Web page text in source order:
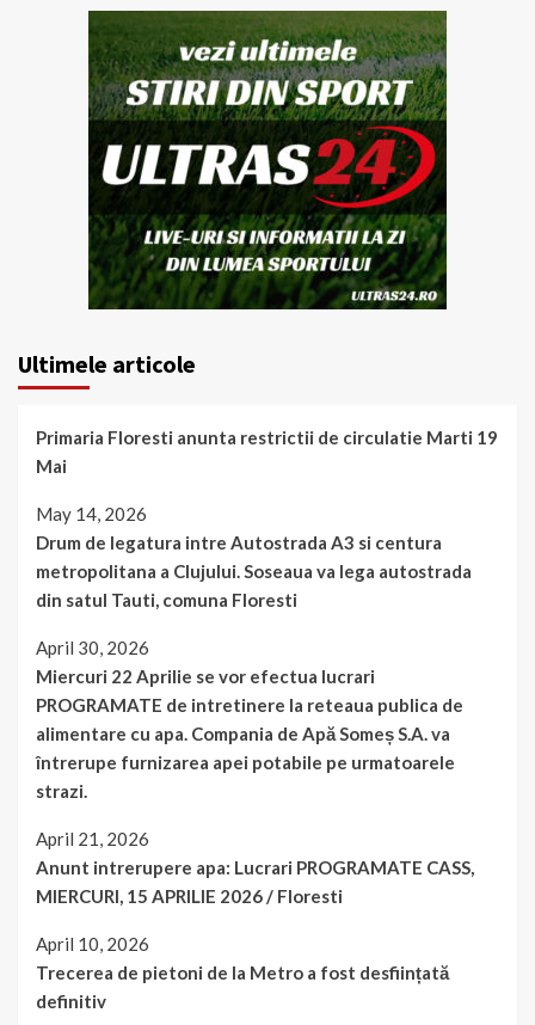
Ultimele articole
Primaria Floresti anunta restrictii de circulatie Marti 19
Mai
May 14, 2026
Drum de legatura intre Autostrada A3 si centura
metropolitana a Clujului. Soseaua va lega autostrada
din satul Tauti, comuna Floresti
April 30, 2026
Miercuri 22 Aprilie se vor efectua lucrari
PROGRAMATE de intretinere la reteaua publica de
alimentare cu apa. Compania de Apă Someș S.A. va
întrerupe furnizarea apei potabile pe urmatoarele
strazi.
April 21, 2026
Anunt intrerupere apa: Lucrari PROGRAMATE CASS,
MIERCURI, 15 APRILIE 2026 / Floresti
April 10, 2026
Trecerea de pietoni de la Metro a fost desființată
definitiv